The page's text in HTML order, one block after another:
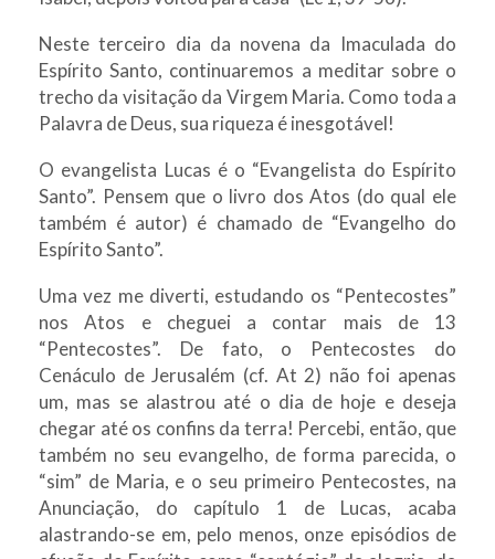
Neste terceiro dia da novena da Imaculada do
Espírito Santo, continuaremos a meditar sobre o
trecho da visitação da Virgem Maria. Como toda a
Palavra de Deus, sua riqueza é inesgotável!
O evangelista Lucas é o “Evangelista do Espírito
Santo”. Pensem que o livro dos Atos (do qual ele
também é autor) é chamado de “Evangelho do
Espírito Santo”.
Uma vez me diverti, estudando os “Pentecostes”
nos Atos e cheguei a contar mais de 13
“Pentecostes”. De fato, o Pentecostes do
Cenáculo de Jerusalém (cf. At 2) não foi apenas
um, mas se alastrou até o dia de hoje e deseja
chegar até os confins da terra! Percebi, então, que
também no seu evangelho, de forma parecida, o
“sim” de Maria, e o seu primeiro Pentecostes, na
Anunciação, do capítulo 1 de Lucas, acaba
alastrando-se em, pelo menos, onze episódios de